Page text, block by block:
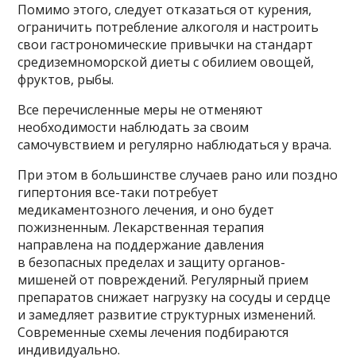
Помимо этого, следует отказаться от курения,
ограничить потребление алкоголя и настроить
свои гастрономические привычки на стандарт
средиземноморской диеты с обилием овощей,
фруктов, рыбы.
Все перечисленные меры не отменяют
необходимости наблюдать за своим
самочувствием и регулярно наблюдаться у врача.
При этом в большинстве случаев рано или поздно
гипертония все-таки потребует
медикаментозного лечения, и оно будет
пожизненным. Лекарственная терапия
направлена на поддержание давления
в безопасных пределах и защиту органов-
мишеней от повреждений. Регулярный прием
препаратов снижает нагрузку на сосуды и сердце
и замедляет развитие структурных изменений.
Современные схемы лечения подбираются
индивидуально.